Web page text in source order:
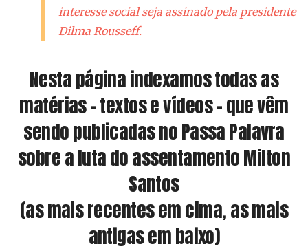
interesse social seja assinado pela presidente
Dilma Rousseff.
Nesta página indexamos todas as
matérias – textos e vídeos – que vêm
sendo publicadas no Passa Palavra
sobre a luta do assentamento Milton
Santos
(as mais recentes em cima, as mais
antigas em baixo)